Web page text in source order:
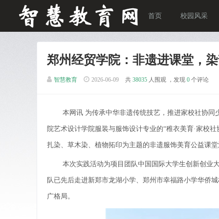
首页 校园风采
郑州经贸学院：非遗进课堂，
智慧教育 2026-06-09 共 38035 人围观 ，发现 0 个评论
本网讯 为传承中华非遗传统技艺，推进家校社协
院艺术设计学院服装与服饰设计专业的“稚衣美育·家校
扎染、草木染、植物拓印为主题的非遗服饰美育公益课
本次实践活动为项目团队中国国际大学生创新创业
队已先后走进新郑市龙湖小学、郑州市幸福路小学华侨
广格局。